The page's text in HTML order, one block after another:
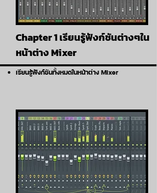
Chapter 1 เรียนรู้ฟังก์ชันต่างๆใน
หน้าต่าง Mixer
เรียนรู้ฟังก์ชันทั้งหมดในหน้าต่าง Mixer